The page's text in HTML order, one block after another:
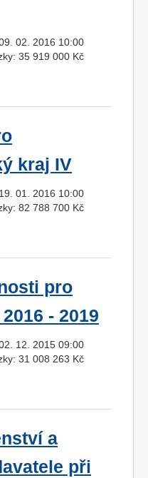
02. 2016 10:00
35 919 000 Kč
kraj IV
01. 2016 10:00
82 788 700 Kč
pro
- 2019
12. 2015 09:00
31 008 263 Kč
a
při